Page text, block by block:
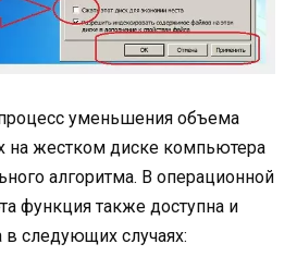
уменьшения объема
на жестком диске компьютера
алгоритма. В операционной
функция также доступна и
следующих случаях: